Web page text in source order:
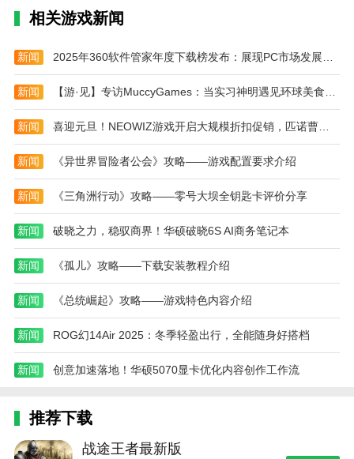
911(964)到适应沙漠地形的Macan拉力版，再到纯电猛
实力。
2、捷豹：史上最稀有车型上线
捷豹V12 XJR-15，品牌历史上最稀有的车型之
一，也将亮相游戏。灵感源自传奇XJR-9，搭载6.0L自
然吸气V12发动机，虽然数据不夸张，但碳纤维+凯夫
拉材质带来出色轻盈性，性能依然亮眼。
3、路虎：全能型选手上线
路虎Defender 110 X 2020款正式登场，无论城市街
道还是野外山路，70年越野科技沉淀让它应对自如。
本站为您提供地平线5 正版官服的 手机游戏 ，欢
迎大家记住本站网址，本站是您下载安卓手游app最好
的网站！
相关游戏新闻
新闻 2025年360软件管家年度下载榜发布：展现PC市场发展脉络，前瞻未来生态趋势
新闻 【游·见】专访MuccyGames：当实习神明遇见环球美食，开启一场舌尖上的冒险
新闻 喜迎元旦！NEOWIZ游戏开启大规模折扣促销，匹诺曹限时直降50%
新闻 《异世界冒险者公会》攻略——游戏配置要求介绍
新闻 《三角洲行动》攻略——零号大坝全钥匙卡评价分享
新闻 破晓之力，稳驭商界！华硕破晓6S AI商务笔记本
新闻 《孤儿》攻略——下载安装教程介绍
新闻 《总统崛起》攻略——游戏特色内容介绍
新闻 ROG幻14Air 2025：冬季轻盈出行，全能随身好搭档
新闻 创意加速落地！华硕5070显卡优化内容创作工作流
推荐下载
战途王者最新版